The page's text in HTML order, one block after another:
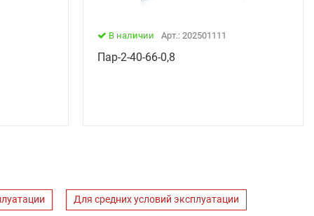
В наличии Арт.: 202501111
Пар-2-40-66-0,8
Для средних условий эксплуатации